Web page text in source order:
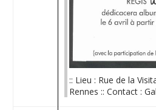
:: Lieu : Rue de la
Rennes :: Contact :